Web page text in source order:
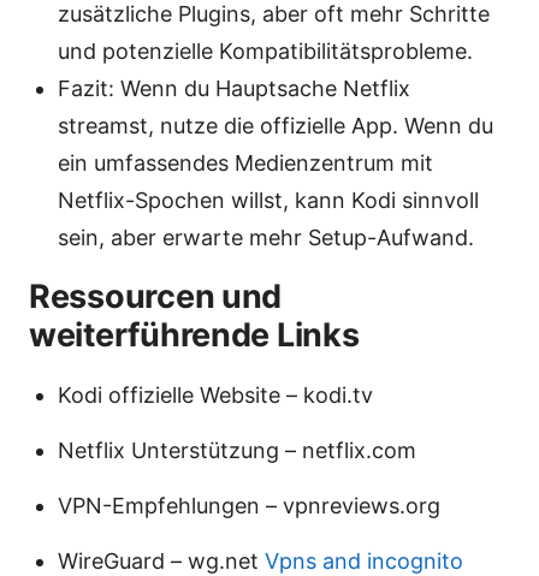
zusätzliche Plugins, aber oft mehr Schritte
und potenzielle Kompatibilitätsprobleme.
Fazit: Wenn du Hauptsache Netflix
streamst, nutze die offizielle App. Wenn du
ein umfassendes Medienzentrum mit
Netflix-Spochen willst, kann Kodi sinnvoll
sein, aber erwarte mehr Setup-Aufwand.
Ressourcen und
weiterführende Links
Kodi offizielle Website – kodi.tv
Netflix Unterstützung – netflix.com
VPN-Empfehlungen – vpnreviews.org
WireGuard – wg.net Vpns and incognito